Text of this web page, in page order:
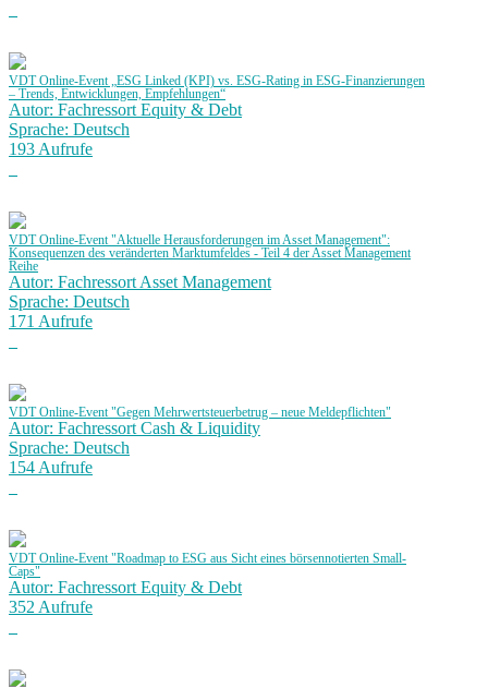
VDT Online-Event „ESG Linked (KPI) vs. ESG-Rating in ESG-Finanzierungen
– Trends, Entwicklungen, Empfehlungen“
Autor: Fachressort Equity & Debt
Sprache: Deutsch
193 Aufrufe
VDT Online-Event "Aktuelle Herausforderungen im Asset Management":
Konsequenzen des veränderten Marktumfeldes - Teil 4 der Asset Management
Reihe
Autor: Fachressort Asset Management
Sprache: Deutsch
171 Aufrufe
VDT Online-Event "Gegen Mehrwertsteuerbetrug – neue Meldepflichten"
Autor: Fachressort Cash & Liquidity
Sprache: Deutsch
154 Aufrufe
VDT Online-Event "Roadmap to ESG aus Sicht eines börsennotierten Small-
Caps"
Autor: Fachressort Equity & Debt
352 Aufrufe